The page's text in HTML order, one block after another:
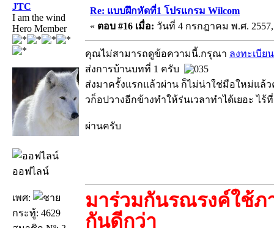
JTC
I am the wind
Hero Member
ออฟไลน์
เพศ:
กระทู้: 4629
Re: แบบฝึกหัดที่1 โปรแกรม Wilcom
« ตอบ #16 เมื่อ: วันที่ 4 กรกฎาคม พ.ศ. 2557,
คุณไม่สามารถดูข้อความนี้.กรุณา ลงทะเบียน
ส่งการบ้านบทที่ 1 ครับ
ส่งมาครั้งแรกแล้วผ่าน ก็ไม่น่าใช่มือใหม่แล้
วก็อปวางอีกข้างทำให้ร่นเวลาทำได้เยอะ ไร้
ผ่านครับ
มาร่วมกันรณรงค์ใช้ภ
กันดีกว่า